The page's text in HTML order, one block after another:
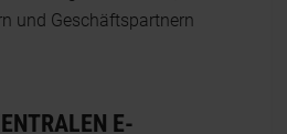
und Geschäftspartnern
E-